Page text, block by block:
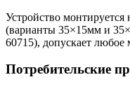
Устройство
(варианты 35×15мм и
60715), допускает
Потребительские